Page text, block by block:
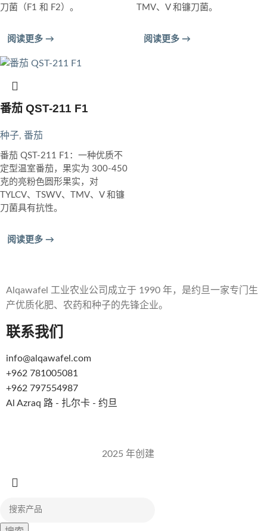
刀菌（F1 和 F2）。
阅读更多 →
TMV、V 和镰刀菌。
阅读更多 →
番茄 QST-211 F1
种子, 番茄
番茄 QST-211 F1：一种优质不
定型温室番茄，果实为 300-450
克的亮粉色圆形果实，对
TYLCV、TSWV、TMV、V 和镰
刀菌具有抗性。
阅读更多 →
Alqawafel 工业农业公司成立于 1990 年，是约旦一家专门生
产优质化肥、农药和种子的先锋企业。
联系我们
info@alqawafel.com
+962 781005081
+962 797554987
Al Azraq 路 - 扎尔卡 - 约旦
2025 年创建